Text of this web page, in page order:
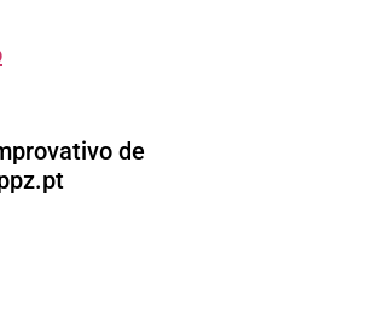
de